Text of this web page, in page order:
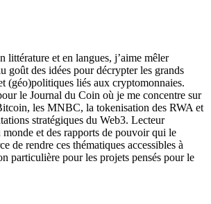
littérature et en langues, j’aime mêler
goût des idées pour décrypter les grands
(géo)politiques liés aux cryptomonnaies.
le Journal du Coin où je me concentre sur
les MNBC, la tokenisation des RWA et
stratégiques du Web3. Lecteur
et des rapports de pouvoir qui le
de rendre ces thématiques accessibles à
particulière pour les projets pensés pour le